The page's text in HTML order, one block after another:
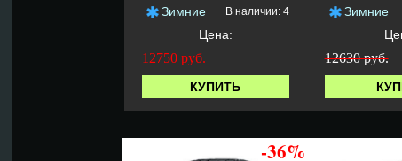
Зимние
В наличии: 4
Цена:
12750руб.
КУПИТЬ
Зимние
12630 руб.
-36%